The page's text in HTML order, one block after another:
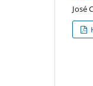
José